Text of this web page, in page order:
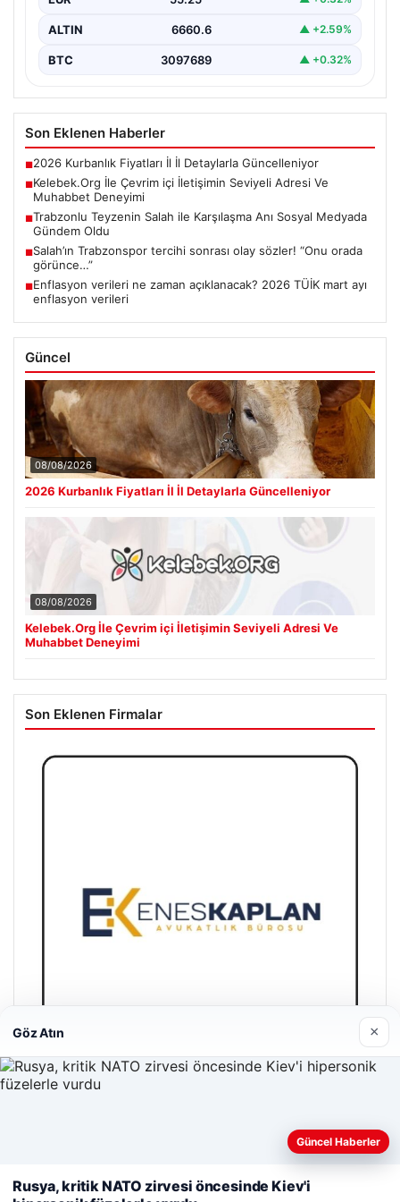
ALTIN 6660.6 ▲ +2.59%
BTC 3097689 ▲ +0.32%
Son Eklenen Haberler
■2026 Kurbanlık Fiyatları İl İl Detaylarla Güncelleniyor
■Kelebek.Org İle Çevrim içi İletişimin Seviyeli Adresi Ve
Muhabbet Deneyimi
■Trabzonlu Teyzenin Salah ile Karşılaşma Anı Sosyal Medyada
Gündem Oldu
■Salah’ın Trabzonspor tercihi sonrası olay sözler! “Onu orada
görünce…”
■Enflasyon verileri ne zaman açıklanacak? 2026 TÜİK mart ayı
enflasyon verileri
Güncel
08/08/2026
2026 Kurbanlık Fiyatları İl İl Detaylarla Güncelleniyor
08/08/2026
Kelebek.Org İle Çevrim içi İletişimin Seviyeli Adresi Ve
Muhabbet Deneyimi
Son Eklenen Firmalar
Web sitemizi nasıl kullandığınızı daha iyi anlayabilmek,
kullanıyoruz.Çerez Politikamız
Göz Atın ×
Güncel Haberler
Rusya, kritik NATO zirvesi öncesinde Kiev'i